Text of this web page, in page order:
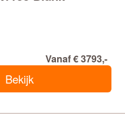
Vanaf € 3793,-
Bekijk